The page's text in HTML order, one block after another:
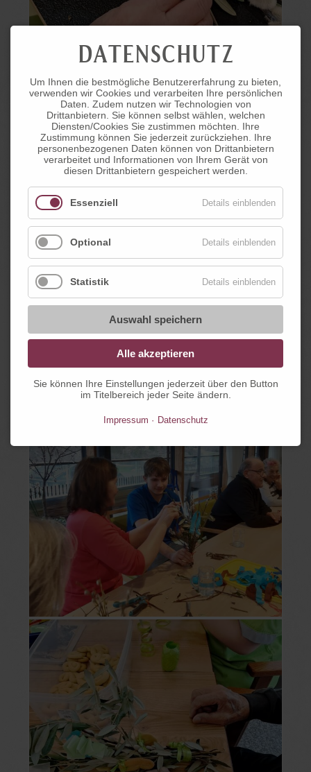
DATENSCHUTZ
Um Ihnen die bestmögliche Benutzererfahrung zu bieten,
verwenden wir Cookies und verarbeiten Ihre persönlichen
Daten. Zudem nutzen wir Technologien von
Drittanbietern. Sie können selbst wählen, welchen
Diensten/Cookies Sie zustimmen möchten. Ihre
Zustimmung können Sie jederzeit zurückziehen. Ihre
personenbezogenen Daten können von Drittanbietern
verarbeitet und Informationen von Ihrem Gerät von
diesen Drittanbietern gespeichert werden.
Essenziell Details einblenden
Optional Details einblenden
Statistik Details einblenden
Auswahl speichern
Alle akzeptieren
Sie können Ihre Einstellungen jederzeit über den Button
im Titelbereich jeder Seite ändern.
Impressum Datenschutz